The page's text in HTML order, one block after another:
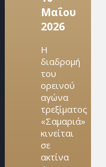
Μαΐου
2026
Η
διαδρομή
του
ορεινού
αγώνα
τρεξίματος
«Σαμαριά»
κινείται
σε
ακτίνα